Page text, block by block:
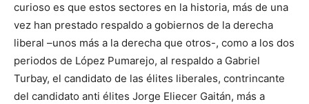
curioso es que estos sectores en la historia, más de una
vez han prestado respaldo a gobiernos de la derecha
liberal –unos más a la derecha que otros-, como a los dos
periodos de López Pumarejo, al respaldo a Gabriel
Turbay, el candidato de las élites liberales, contrincante
del candidato anti élites Jorge Eliecer Gaitán, más a